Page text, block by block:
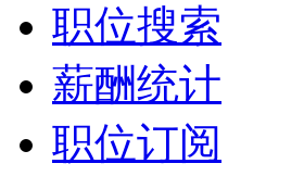
职位搜索
薪酬统计
职位订阅